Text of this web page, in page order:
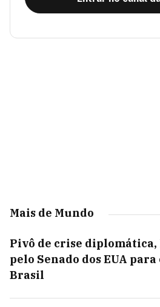
Mais de Mundo
Pivô de crise diplomática,
pelo Senado dos EUA
Brasil